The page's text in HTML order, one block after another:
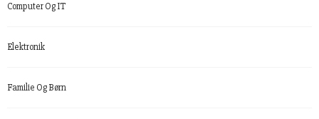
Computer Og IT
Elektronik
Familie Og Børn